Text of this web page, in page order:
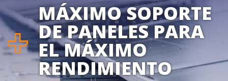
MÁXIMO SOPORTE
DE PANELES PARA
EL MÁXIMO
RENDIMIENTO